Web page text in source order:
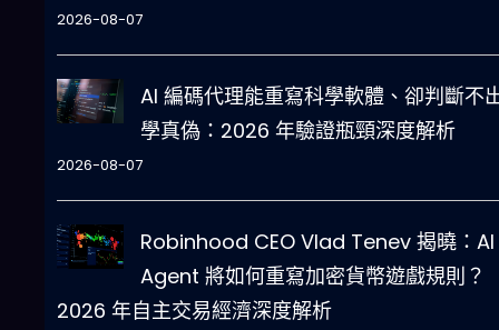
2026-08-07
AI 編碼代理能重寫科學軟體、卻判斷不
學真偽：2026 年驗證瓶頸深度解析
2026-08-07
Robinhood CEO Vlad Tenev 揭曉：AI
Agent 將如何重寫加密貨幣遊戲規則？
2026 年自主交易經濟深度解析